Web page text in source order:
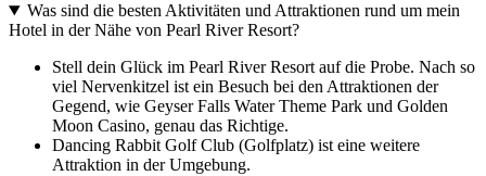
Was sind die besten Aktivitäten und Attraktionen rund um mein
Hotel in der Nähe von Pearl River Resort?
Stell dein Glück im Pearl River Resort auf die Probe. Nach so
viel Nervenkitzel ist ein Besuch bei den Attraktionen der
Gegend, wie Geyser Falls Water Theme Park und Golden
Moon Casino, genau das Richtige.
Dancing Rabbit Golf Club (Golfplatz) ist eine weitere
Attraktion in der Umgebung.